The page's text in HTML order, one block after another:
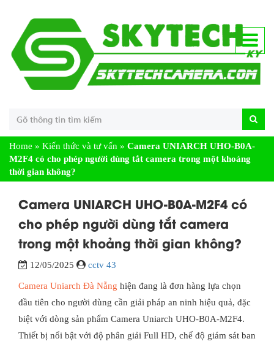
Home » Kiến thức và tư vấn » Camera UNIARCH UHO-B0A-
M2F4 có cho phép người dùng tắt camera trong một khoảng
thời gian không?
Camera UNIARCH UHO-B0A-M2F4 có
cho phép người dùng tắt camera
trong một khoảng thời gian không?
12/05/2025 cctv 43
Camera Uniarch Đà Nẵng hiện đang là đơn hàng lựa chọn
đầu tiên cho người dùng cần giải pháp an ninh hiệu quả, đặc
biệt với dòng sản phẩm Camera Uniarch UHO-B0A-M2F4.
Thiết bị nổi bật với độ phân giải Full HD, chế độ giám sát ban